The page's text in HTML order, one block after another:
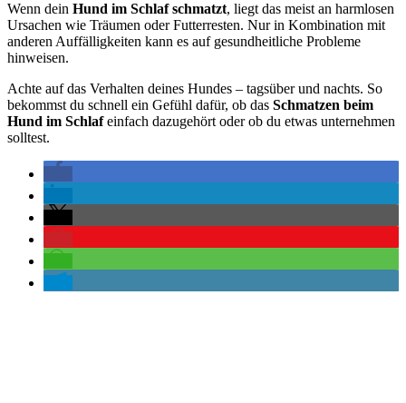
Wenn dein Hund im Schlaf schmatzt, liegt das meist an harmlosen
Ursachen wie Träumen oder Futterresten. Nur in Kombination mit
anderen Auffälligkeiten kann es auf gesundheitliche Probleme
hinweisen.
Achte auf das Verhalten deines Hundes – tagsüber und nachts. So
bekommst du schnell ein Gefühl dafür, ob das Schmatzen beim
Hund im Schlafeinfach dazugehört oder ob du etwas unternehmen
solltest.